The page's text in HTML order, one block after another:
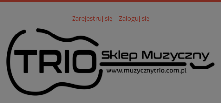
Zarejestruj się Zaloguj się